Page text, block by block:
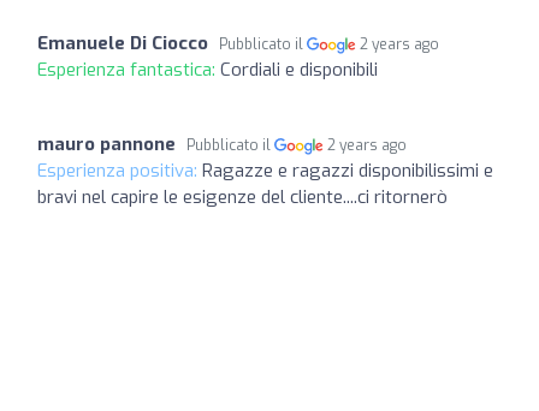
Emanuele Di Ciocco Pubblicato il 2 years ago
Esperienza fantastica: Cordiali e disponibili
mauro pannone Pubblicato il 2 years ago
Esperienza positiva: Ragazze e ragazzi disponibilissimi e
bravi nel capire le esigenze del cliente....ci ritornerò